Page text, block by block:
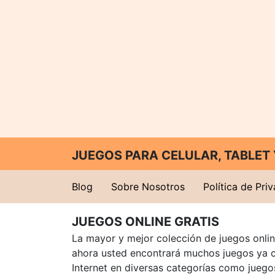
JUEGOS PARA CELULAR,
Blog Sobre Nosotros Política de
JUEGOS ONLINE GRATIS
La mayor y mejor colección de juegos
ahora usted encontrará muchos juegos ya
Internet en diversas categorías como